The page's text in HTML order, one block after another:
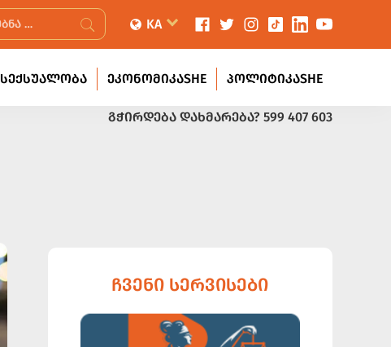
KA
ᲡᲔᲥᲡᲣᲐᲚᲝᲑᲐ ᲔᲙᲝᲜᲝᲛᲘᲙᲐSHE ᲞᲝᲚᲘᲢᲘᲙᲐSHE
ᲒᲭᲘᲠᲓᲔᲑᲐ ᲓᲐᲮᲛᲐᲠᲔᲑᲐ? 599 407 603
ᲩᲕᲔᲜᲘ ᲡᲔᲠᲕᲘᲡᲔᲑᲘ